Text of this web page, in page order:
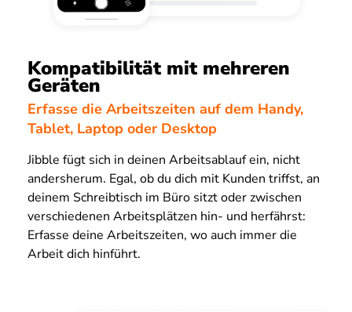
Kompatibilität mit mehreren
Geräten
Erfasse die Arbeitszeiten auf dem Handy,
Tablet, Laptop oder Desktop
Jibble fügt sich in deinen Arbeitsablauf ein, nicht
andersherum. Egal, ob du dich mit Kunden triffst, an
deinem Schreibtisch im Büro sitzt oder zwischen
verschiedenen Arbeitsplätzen hin- und herfährst:
Erfasse deine Arbeitszeiten, wo auch immer die
Arbeit dich hinführt.